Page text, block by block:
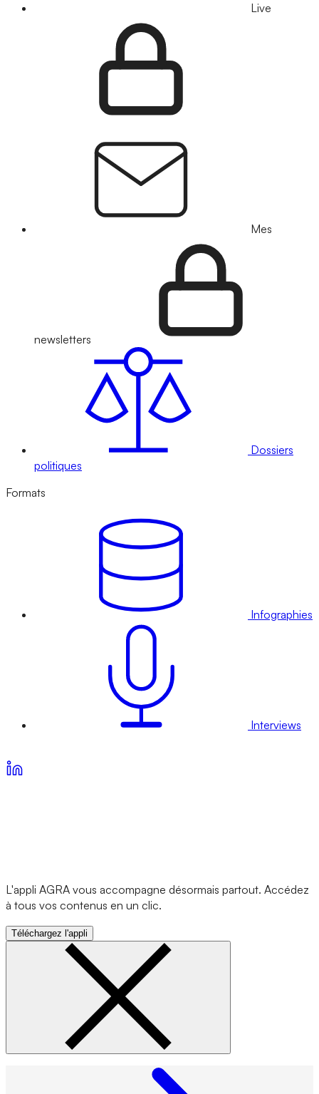
Live
Mes
newsletters
Dossiers
politiques
Formats
Infographies
Interviews
L'appli AGRA vous accompagne désormais partout. Accédez
à tous vos contenus en un clic.
Téléchargez l'appli